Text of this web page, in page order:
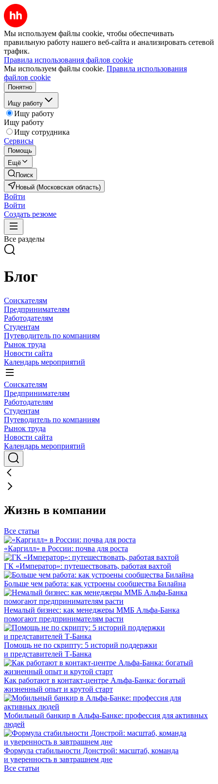
Мы используем файлы cookie, чтобы обеспечивать
правильную работу нашего веб-сайта и анализировать сетевой
трафик.
Правила использования файлов cookie
Мы используем файлы cookie. Правила использования
файлов cookie
Понятно
Ищу работу
Ищу работу
Ищу работу
Ищу сотрудника
Сервисы
Помощь
Ещё
Поиск
Новый (Московская область)
Войти
Войти
Создать резюме
Все разделы
Блог
Соискателям
Предпринимателям
Работодателям
Студентам
Путеводитель по компаниям
Рынок труда
Новости сайта
Календарь мероприятий
Соискателям
Предпринимателям
Работодателям
Студентам
Путеводитель по компаниям
Рынок труда
Новости сайта
Календарь мероприятий
Жизнь в компании
Все статьи
«Каргилл» в России: почва для роста
ГК «Император»: путешествовать, работая вахтой
Больше чем работа: как устроены сообщества Билайна
Немалый бизнес: как менеджеры ММБ Альфа-Банка
помогают предпринимателям расти
Помощь не по скрипту: 5 историй поддержки
и представителей Т-Банка
Как работают в контакт-центре Альфа-Банка: богатый
жизненный опыт и крутой старт
Мобильный банкир в Альфа-Банке: профессия для активных
людей
Формула стабильности Донстрой: масштаб, команда
и уверенность в завтрашнем дне
Все статьи